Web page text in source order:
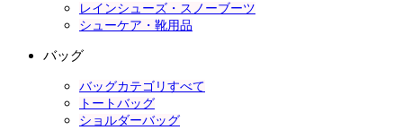
レインシューズ・スノーブーツ
シューケア・靴用品
バッグ
バッグカテゴリすべて
トートバッグ
ショルダーバッグ